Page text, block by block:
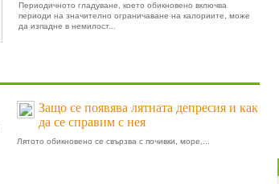
Периодичното гладуване, което обикновено включва
периоди на значително ограничаване на калориите, може
да изпадне в немилост...
Защо се появява лятната депресия и как
да се справим с нея
Лятото обикновено се свързва с почивки, море,...